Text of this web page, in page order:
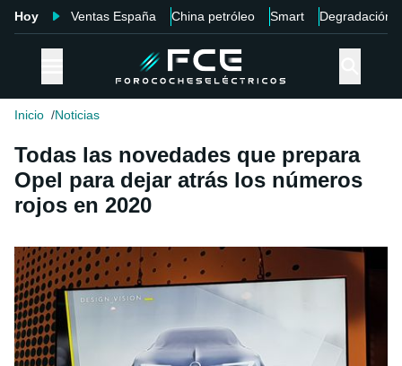
Hoy Ventas España China petróleo Smart Degradación
Inicio Noticias
Todas las novedades que prepara
Opel para dejar atrás los números
rojos en 2020